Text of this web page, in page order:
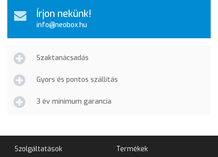
Írjon nekünk!
info@neobox.hu
Szaktanácsadás
Gyors és pontos szállítás
3 év minimum garancia
Szolgáltatások Termékek